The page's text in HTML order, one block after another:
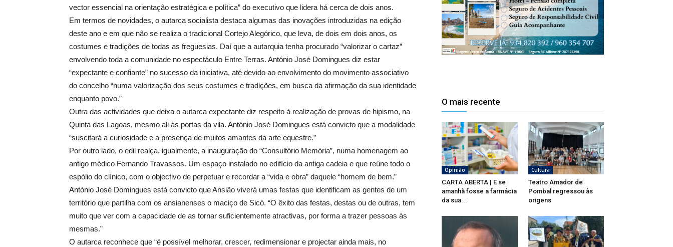
vector essencial na orientação estratégica e política” do executivo que lidera há cerca de dois anos.
Em termos de novidades, o autarca socialista destaca algumas das inovações introduzidas na edição
deste ano e em que não se realiza o tradicional Cortejo Alegórico, que leva, de dois em dois anos, os
costumes e tradições de todas as freguesias. Daí que a autarquia tenha procurado “valorizar o cartaz”
envolvendo toda a comunidade no espectáculo Entre Terras. António José Domingues diz estar
“expectante e confiante” no sucesso da iniciativa, até devido ao envolvimento do movimento associativo
do concelho “numa valorização dos seus costumes e tradições, em busca da afirmação da sua identidade
enquanto povo.”
Outra das actividades que deixa o autarca expectante diz respeito à realização de provas de hipismo, na
Quinta das Lagoas, mesmo ali às portas da vila. António José Domingues está convicto que a modalidade
“suscitará a curiosidade e a presença de muitos amantes da arte equestre.”
Por outro lado, o edil realça, igualmente, a inauguração do “Consultório Memória”, numa homenagem ao
antigo médico Fernando Travassos. Um espaço instalado no edifício da antiga cadeia e que reúne todo o
espólio do clínico, com o objectivo de perpetuar e recordar a “vida e obra” daquele “homem de bem.”
António José Domingues está convicto que Ansião viverá umas festas que identificam as gentes de um
território que partilha com os ansianenses o maciço de Sicó. “O êxito das festas, destas ou de outras, tem
muito que ver com a capacidade de as tornar suficientemente atractivas, por forma a trazer pessoas às
mesmas.”
O autarca reconhece que “é possível melhorar, crescer, redimensionar e projectar ainda mais, no
O mais recente
Opinião
CARTA ABERTA | E se
amanhã fosse a farmácia
da sua...
Cultura
Teatro Amador de
Pombal regressou às
origens